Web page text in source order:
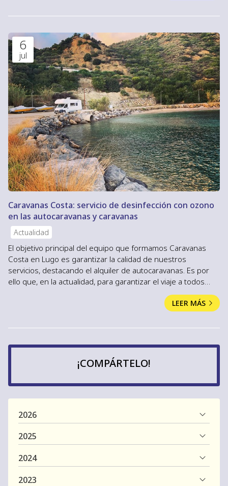
diferentes tamaños para que cada cliente encuentre aquella
6
jul
Caravanas Costa: servicio de desinfección con ozono
en las autocaravanas y caravanas
Actualidad
El objetivo principal del equipo que formamos Caravanas
Costa en Lugo es garantizar la calidad de nuestros
servicios, destacando el alquiler de autocaravanas. Es por
ello que, en la actualidad, para garantizar el viaje a todos
nuestros clientes hemos incluido la desinfección con ozono
a las diferentes autocaravanas que disponemos en alquiler.
de manera estricta conseguimos la desinfección total de los
LEER MÁS
¡COMPÁRTELO!
2026
2025
2024
2023